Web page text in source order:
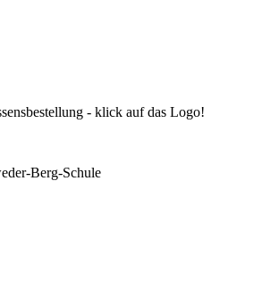
- klick auf das Logo!
Berg-Schule